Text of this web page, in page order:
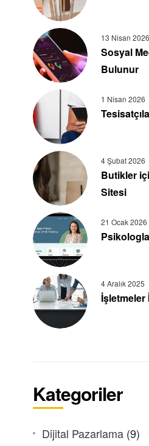
13 Nisan 2026
Sosyal
Bulunur
1 Nisan 2026
4 Şubat 2026
Butikler
Sitesi
21 Ocak 2026
4 Aralık 2025
İşletmeler
Kategoriler
Dijital Pazarlama (9)